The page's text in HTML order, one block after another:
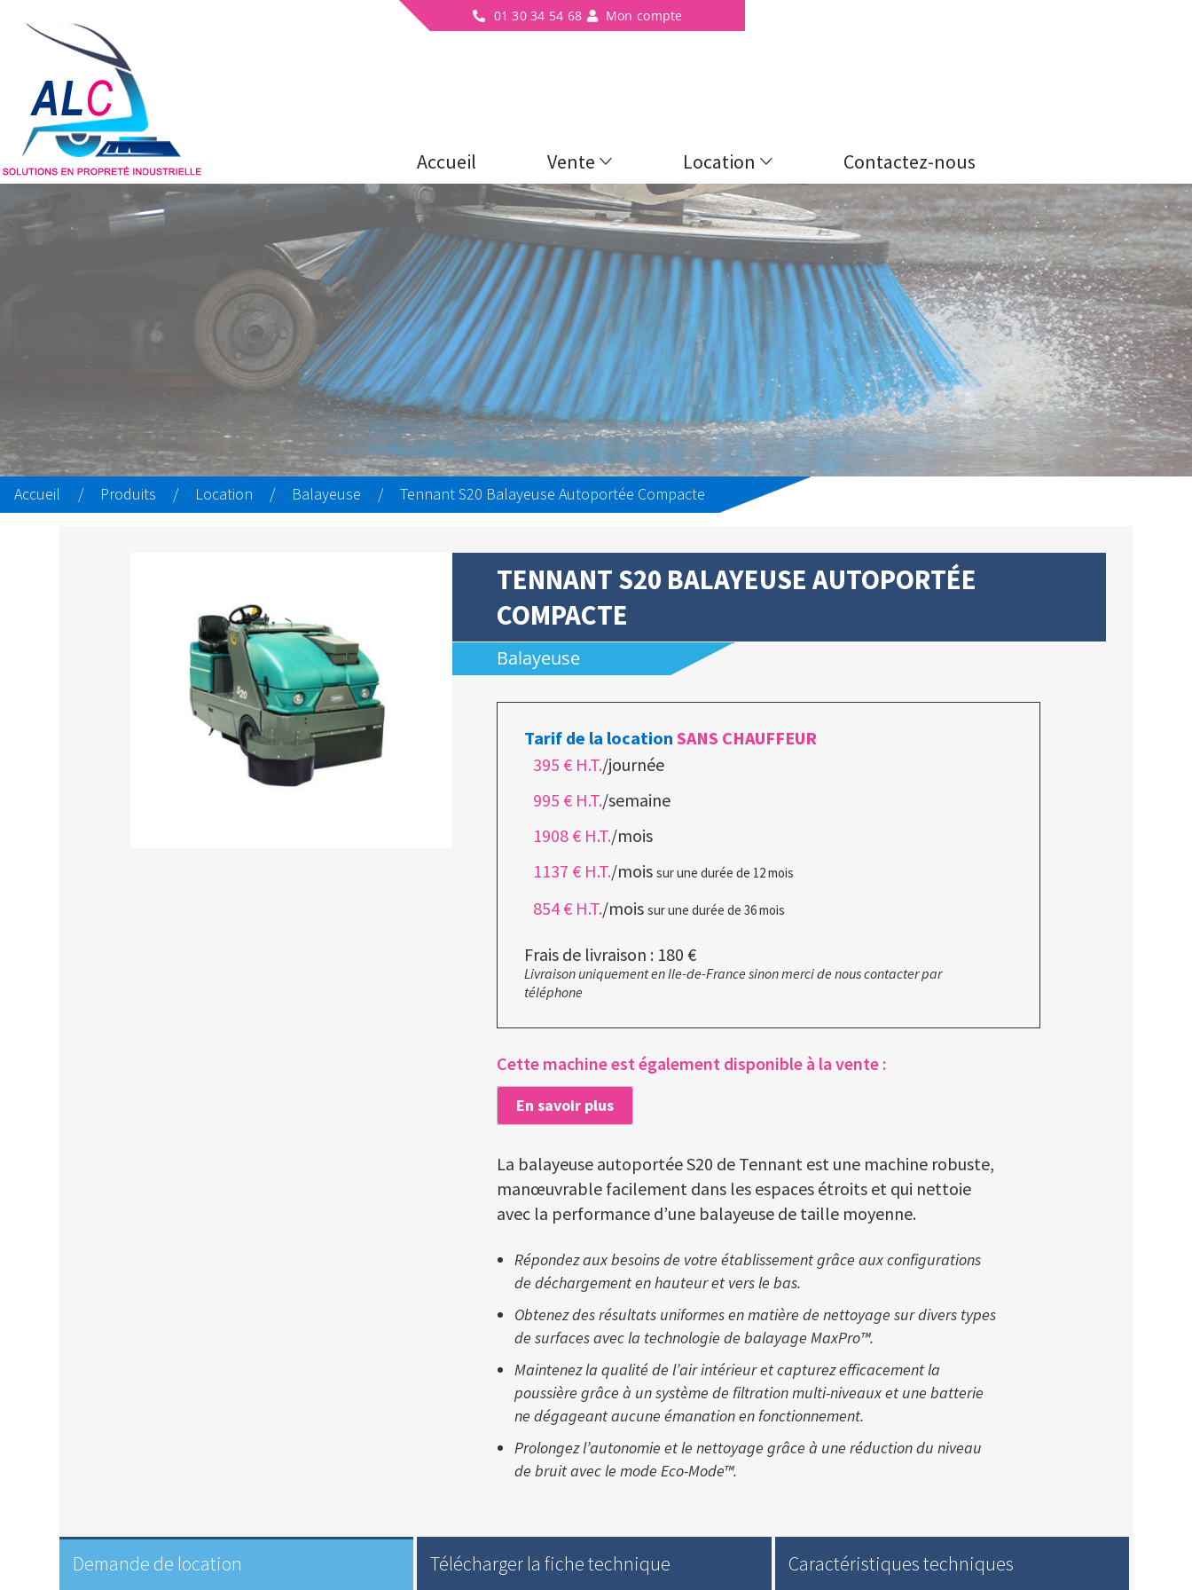
01 30 34 54 68 Mon compte
Accueil Vente Location Contactez-nous
Accueil / Produits / Location / Balayeuse / Tennant S20 Balayeuse Autoportée Compacte
TENNANT S20 BALAYEUSE AUTOPORTÉE
COMPACTE
Balayeuse
Tarif de la locationSANS CHAUFFEUR
395 € H.T./journée
995 € H.T./semaine
1908 € H.T./mois
1137 € H.T./moissur une durée de 12 mois
854 € H.T./moissur une durée de 36 mois
Frais de livraison : 180 €
Livraison uniquement en Ile-de-France sinon merci de nous contacter par
téléphone
Cette machine est également disponible à la vente :
En savoir plus
La balayeuse autoportée S20 de Tennant est une machine robuste,
manœuvrable facilement dans les espaces étroits et qui nettoie
avec la performance d’une balayeuse de taille moyenne.
Répondez aux besoins de votre établissement grâce aux configurations
de déchargement en hauteur et vers le bas.
Obtenez des résultats uniformes en matière de nettoyage sur divers types
de surfaces avec la technologie de balayage MaxPro™.
Maintenez la qualité de l’air intérieur et capturez efficacement la
poussière grâce à un système de filtration multi-niveaux et une batterie
ne dégageant aucune émanation en fonctionnement.
Prolongez l’autonomie et le nettoyage grâce à une réduction du niveau
de bruit avec le mode Eco-Mode™.
Demande de location Télécharger la fiche technique Caractéristiques techniques